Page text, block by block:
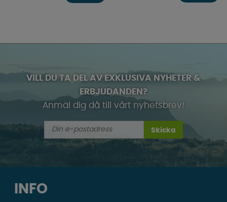
VILL DU TA DEL AV EXKLUSIVA NYHETER &
ERBJUDANDEN?
Anmäl dig då till vårt nyhetsbrev!
Skicka
INFO